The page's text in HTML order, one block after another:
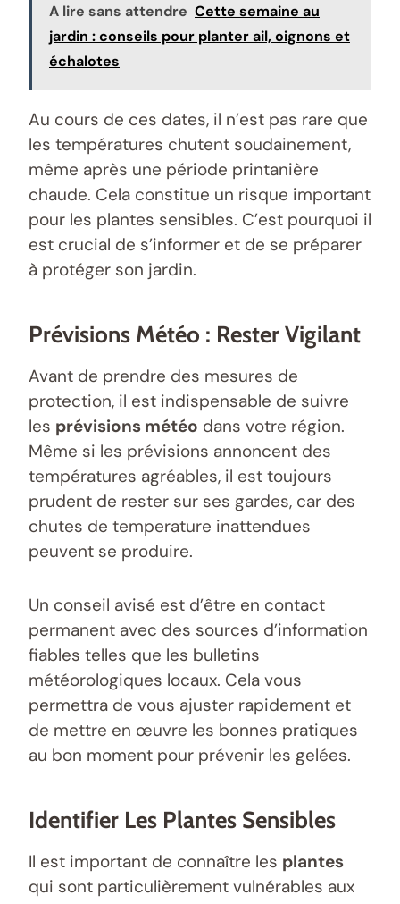
A lire sans attendre Cette semaine au
jardin : conseils pour planter ail, oignons et
échalotes
Au cours de ces dates, il n’est pas rare que
les températures chutent soudainement,
même après une période printanière
chaude. Cela constitue un risque important
pour les plantes sensibles. C’est pourquoi il
est crucial de s’informer et de se préparer
à protéger son jardin.
Prévisions Météo : Rester Vigilant
Avant de prendre des mesures de
protection, il est indispensable de suivre
les prévisions météo dans votre région.
Même si les prévisions annoncent des
températures agréables, il est toujours
prudent de rester sur ses gardes, car des
chutes de temperature inattendues
peuvent se produire.
Un conseil avisé est d’être en contact
permanent avec des sources d’information
fiables telles que les bulletins
météorologiques locaux. Cela vous
permettra de vous ajuster rapidement et
de mettre en œuvre les bonnes pratiques
au bon moment pour prévenir les gelées.
Identifier Les Plantes Sensibles
Il est important de connaître les plantes
qui sont particulièrement vulnérables aux